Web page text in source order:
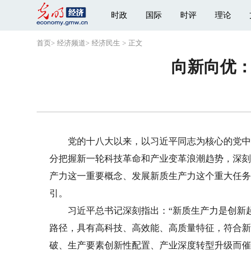
时政 国际 时评 理论
首页 > 经济频道> 经济民生 > 正文
向新向优
党的十八大以来，以习近平同志为核心的党中
分把握新一轮科技革命和产业变革浪潮趋势，深
产力这一重要概念、发展新质生产力这个重大任
引。
习近平总书记深刻指出：“新质生产力是创新
路径，具有高科技、高效能、高质量特征，符合
破、生产要素创新性配置、产业深度转型升级而